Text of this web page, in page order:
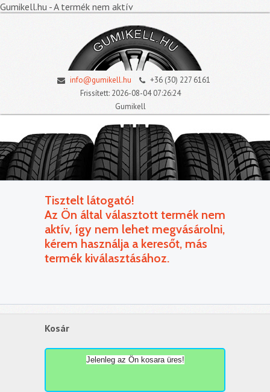
Gumikell.hu - A termék nem aktív
info@gumikell.hu
+36 (30) 227 6161
Frissített: 2026-08-04 07:26:24
Gumikell
Tisztelt látogató!
Az Ön által választott termék nem
aktív, így nem lehet megvásárolni,
kérem használja a keresőt, más
termék kiválasztásához.
Kosár
Jelenleg az Ön kosara üres!